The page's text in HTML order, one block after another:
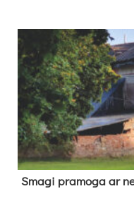
Sma­gi pra­mo­ga ar